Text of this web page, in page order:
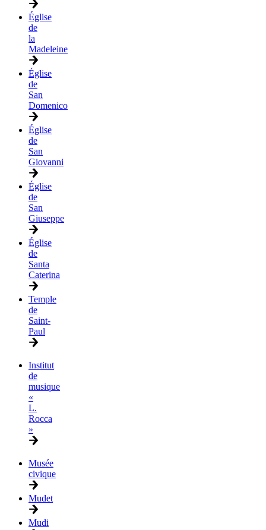
Église
de
la
Madeleine
Église
de
San
Domenico
Église
de
San
Giovanni
Église
de
San
Giuseppe
Église
de
Santa
Caterina
Temple
de
Saint-
Paul
Institut
de
musique
«
L.
Rocca
»
Musée
civique
Mudet
Mudi